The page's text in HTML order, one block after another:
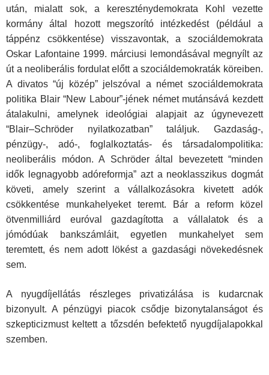
után, mialatt sok, a kereszténydemokrata Kohl vezette
kormány által hozott megszorító intézkedést (például a
táppénz csökkentése) visszavontak, a szociáldemokrata
Oskar Lafontaine 1999. márciusi lemondásával megnyílt az
út a neoliberális fordulat előtt a szociáldemokraták köreiben.
A divatos “új közép” jelszóval a német szociáldemokrata
politika Blair “New Labour”-jének német mutánsává kezdett
átalakulni, amelynek ideológiai alapjait az úgynevezett
“Blair–Schröder nyilatkozatban” találjuk. Gazdaság-,
pénzügy-, adó-, foglalkoztatás- és társadalompolitika:
neoliberális módon. A Schröder által bevezetett “minden
idők legnagyobb adóreformja” azt a neoklasszikus dogmát
követi, amely szerint a vállalkozásokra kivetett adók
csökkentése munkahelyeket teremt. Bár a reform közel
ötvenmilliárd euróval gazdagította a vállalatok és a
jómódúak bankszámláit, egyetlen munkahelyet sem
teremtett, és nem adott lökést a gazdasági növekedésnek
sem.
A nyugdíjellátás részleges privatizálása is kudarcnak
bizonyult. A pénzügyi piacok csődje bizonytalanságot és
szkepticizmust keltett a tőzsdén befektető nyugdíjalapokkal
szemben.